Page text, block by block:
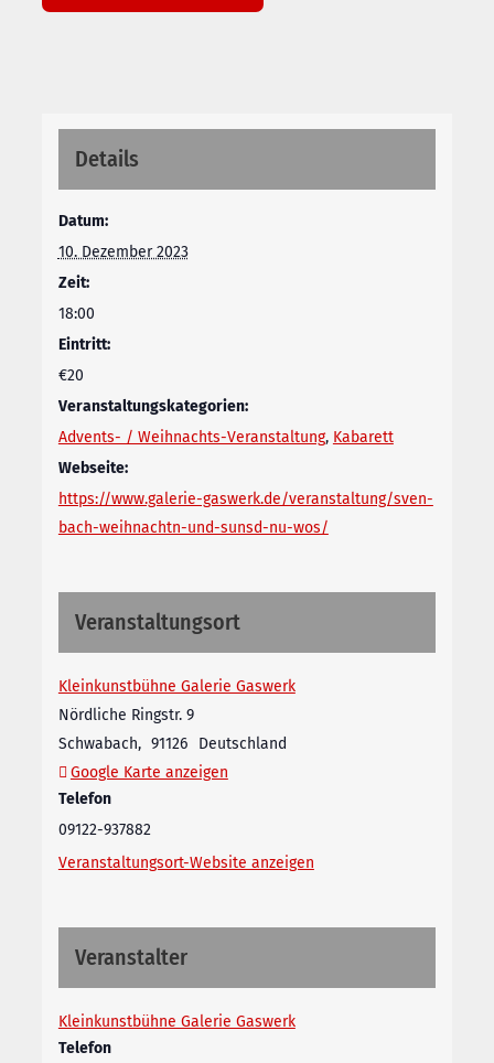
Details
Datum:
10. Dezember 2023
Zeit:
18:00
Eintritt:
€20
Veranstaltungskategorien:
Advents- / Weihnachts-Veranstaltung, Kabarett
Webseite:
https://www.galerie-gaswerk.de/veranstaltung/sven-
bach-weihnachtn-und-sunsd-nu-wos/
Veranstaltungsort
Kleinkunstbühne Galerie Gaswerk
Nördliche Ringstr. 9
Schwabach, 91126
Deutschland
Google Karte anzeigen
Telefon
09122-937882
Veranstaltungsort-Website anzeigen
Veranstalter
Kleinkunstbühne Galerie Gaswerk
Telefon